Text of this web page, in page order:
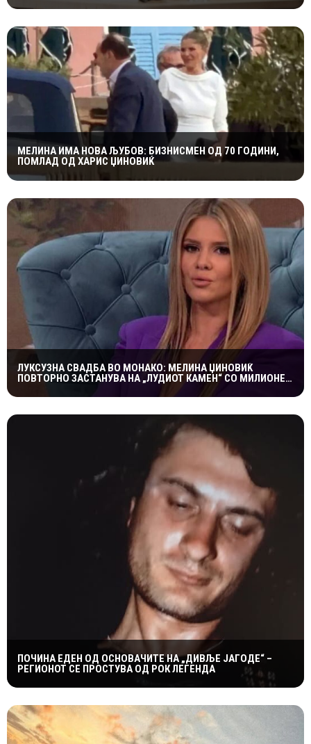
МЕЛИНА ИМА НОВА ЉУБОВ: БИЗНИСМЕН ОД 70 ГОДИНИ,
ПОМЛАД ОД ХАРИС ЏИНОВИЌ
ЛУКСУЗНА СВАДБА ВО МОНАКО: МЕЛИНА ЏИНОВИЌ
ПОВТОРНО ЗАСТАНУВА НА „ЛУДИОТ КАМЕН“ СО МИЛИОНЕР
ПОЧИНА ЕДЕН ОД ОСНОВАЧИТЕ НА „ДИВЉЕ ЈАГОДЕ“ –
РЕГИОНОТ СЕ ПРОСТУВА ОД РОК ЛЕГЕНДА